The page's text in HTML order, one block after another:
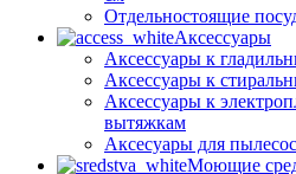
Отдельностоящие
Аксессуары
Аксессуары к
Аксессуары к
Аксессуары к
вытяжкам
Аксесуары для
Моющие